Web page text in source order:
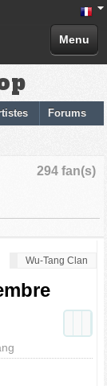
Menu
Forums
294 fan(s)
Wu-Tang Clan